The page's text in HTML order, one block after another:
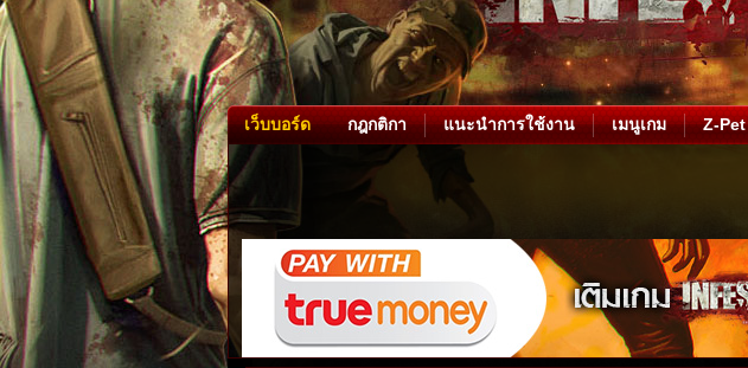
เว็บบอร์ด กฎกติกา แนะนำการใช้งาน เมนูเกม Z-Pet